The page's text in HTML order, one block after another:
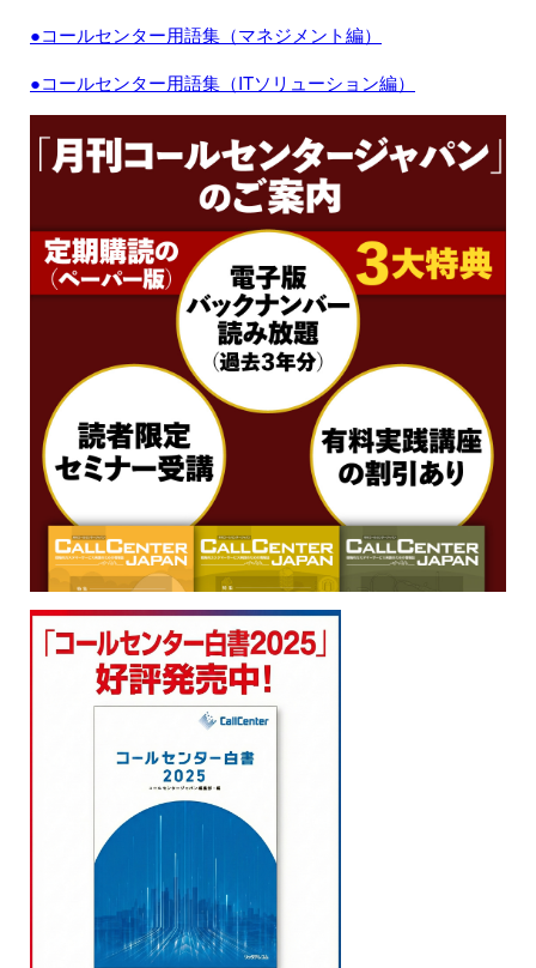
●コールセンター用語集（マネジメント編）
●コールセンター用語集（ITソリューション編）